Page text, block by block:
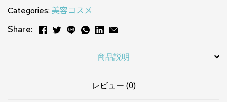
Categories: 美容コスメ
Share:
商品説明
レビュー (0)